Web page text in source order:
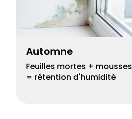
Automne
Feuilles mortes + mousses
= rétention d'humidité